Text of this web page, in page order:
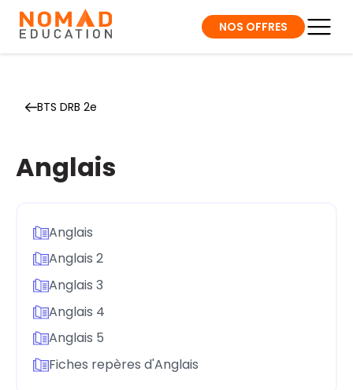
NOS OFFRES
BTS DRB 2e
Anglais
Anglais
Anglais 2
Anglais 3
Anglais 4
Anglais 5
Fiches repères d'Anglais